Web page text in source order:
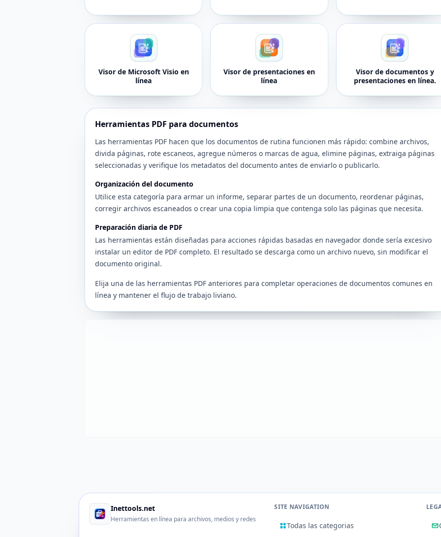
Visor de Microsoft Visio en
línea
Visor de presentaciones en
línea
Visor de documentos y
presentaciones en línea.
Herramientas PDF para documentos
Las herramientas PDF hacen que los documentos de rutina funcionen más rápido: combine archivos,
divida páginas, rote escaneos, agregue números o marcas de agua, elimine páginas, extraiga páginas
seleccionadas y verifique los metadatos del documento antes de enviarlo o publicarlo.
Organización del documento
Utilice esta categoría para armar un informe, separar partes de un documento, reordenar páginas,
corregir archivos escaneados o crear una copia limpia que contenga solo las páginas que necesita.
Preparación diaria de PDF
Las herramientas están diseñadas para acciones rápidas basadas en navegador donde sería excesivo
instalar un editor de PDF completo. El resultado se descarga como un archivo nuevo, sin modificar el
documento original.
Elija una de las herramientas PDF anteriores para completar operaciones de documentos comunes en
línea y mantener el flujo de trabajo liviano.
Inettools.net
Herramientas en línea para archivos, medios y redes
SITE NAVIGATION
Todas las categorias